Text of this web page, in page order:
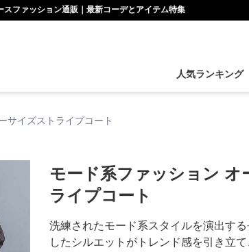
スファッション通販｜最新コーデとアイテム特集
人気ランキング
サイズストライプコート
モード系ファッション オ
ライプコート
洗練されたモード系スタイルを演出す
したシルエットがトレンド感を引き立